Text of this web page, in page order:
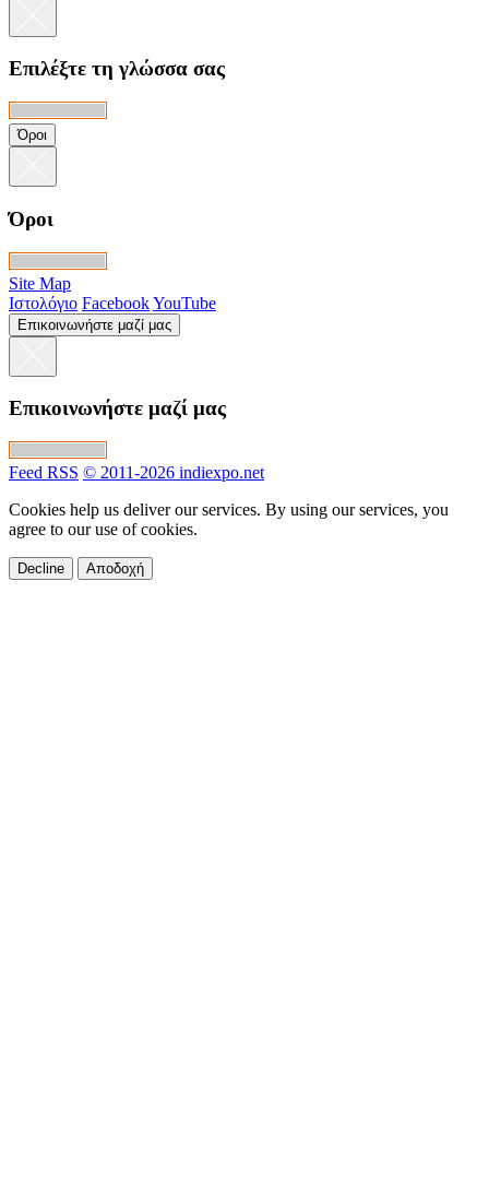
Επιλέξτε τη γλώσσα σας
Όροι
Όροι
Site Map
Ιστολόγιο FacebookYouTube
Επικοινωνήστε μαζί μας
Επικοινωνήστε μαζί μας
Feed RSS © 2011-2026 indiexpo.net
Cookies help us deliver our services. By using our services, you
agree to our use of cookies.
Decline Αποδοχή